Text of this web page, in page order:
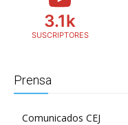
3.1k
SUSCRIPTORES
Prensa
Comunicados CEJ